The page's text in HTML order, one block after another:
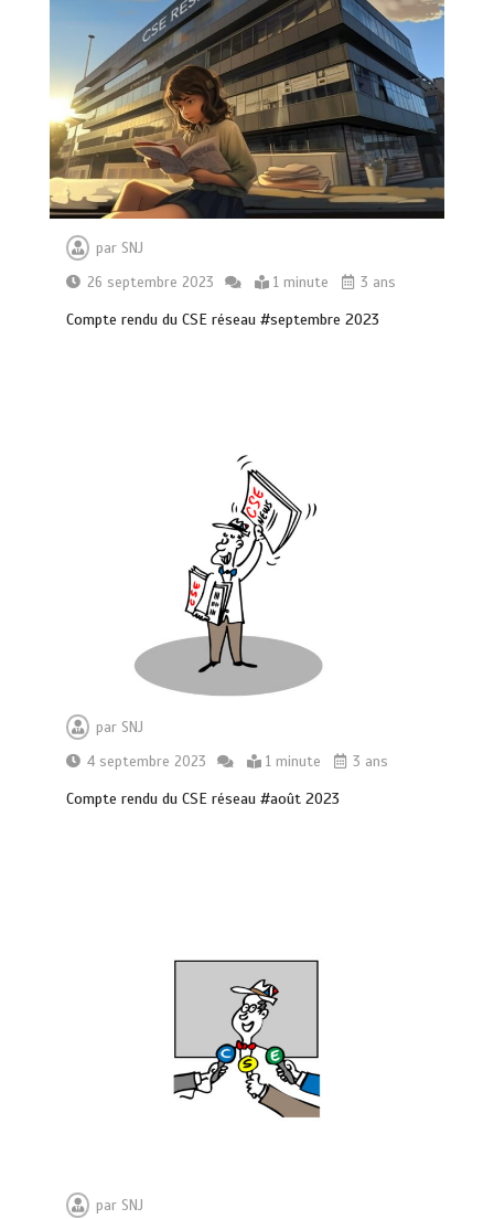
par SNJ
26 septembre 2023
1 minute 3 ans
Compte rendu du CSE réseau #septembre 2023
par SNJ
4 septembre 2023
1 minute 3 ans
Compte rendu du CSE réseau #août 2023
par SNJ